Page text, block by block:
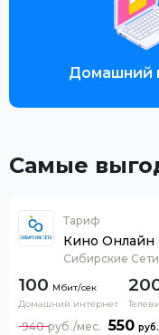
Домашний
Самые
Тариф
Кино Онлайн
Сибирские Сети
100
Домашний интернет
550
940